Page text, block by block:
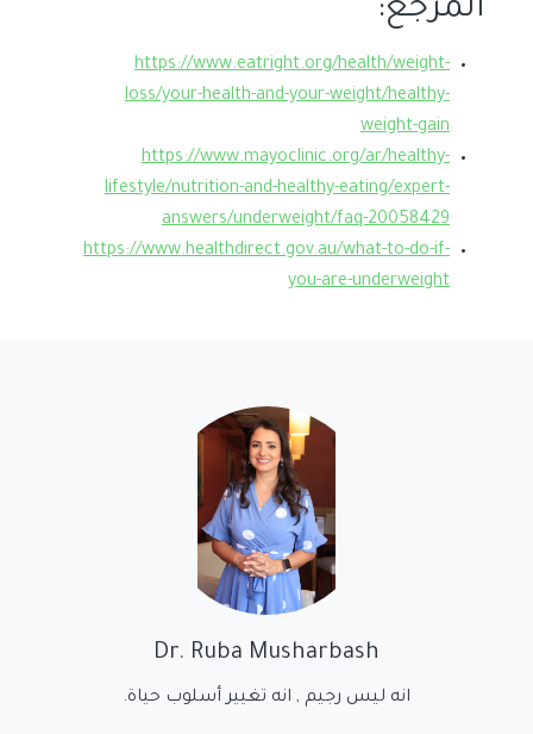
المرجع:
https://www.eatright.org/health/weight-
loss/your-health-and-your-weight/healthy-
weight-gain
https://www.mayoclinic.org/ar/healthy-
lifestyle/nutrition-and-healthy-eating/expert-
answers/underweight/faq-20058429
https://www.healthdirect.gov.au/what-to-do-if-
you-are-underweight
Dr. Ruba Musharbash
انه ليس رجيم , انه تغيير أسلوب حياة.